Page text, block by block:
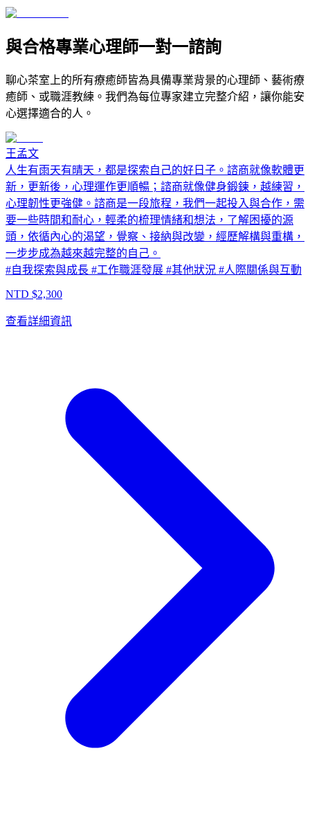
與合格專業心理師一對一諮詢
聊心茶室上的所有療癒師皆為具備專業背景的心理師、藝術療
癒師、或職涯教練。我們為每位專家建立完整介紹，讓你能安
心選擇適合的人。
王孟文
人生有雨天有晴天，都是探索自己的好日子。諮商就像軟體更
新，更新後，心理運作更順暢；諮商就像健身鍛鍊，越練習，
心理韌性更強健。諮商是一段旅程，我們一起投入與合作，需
要一些時間和耐心，輕柔的梳理情緒和想法，了解困擾的源
頭，依循內心的渴望，覺察、接納與改變，經歷解構與重構，
一步步成為越來越完整的自己。
#自我探索與成長 #工作職涯發展 #其他狀況 #人際關係與互動
NTD $2,300
查看詳細資訊